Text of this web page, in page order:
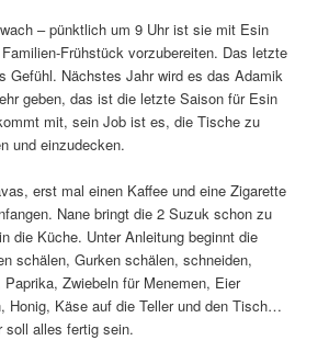
– pünktlich um 9 Uhr ist sie mit Esin
Frühstück vorzubereiten. Das letzte
Gefühl. Nächstes Jahr wird es das Adamik
geben, das ist die letzte Saison für Esin
mit, sein Job ist es, die Tische zu
und einzudecken.
erst mal einen Kaffee und eine Zigarette
Nane bringt die 2 Suzuk schon zu
die Küche. Unter Anleitung beginnt die
schälen, Gurken schälen, schneiden,
Zwiebeln für Menemen, Eier
Honig, Käse auf die Teller und den Tisch…
soll alles fertig sein.